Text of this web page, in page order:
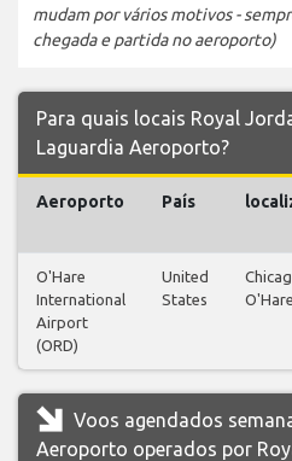
mudam por vários motivos -
chegada e partida no aeroporto)
Para quais locais Royal
Laguardia Aeroporto?
Aeroporto País
O'Hare
International
Airport
(ORD)
United
States
O'Hare
Voos agendados
Aeroporto operados por